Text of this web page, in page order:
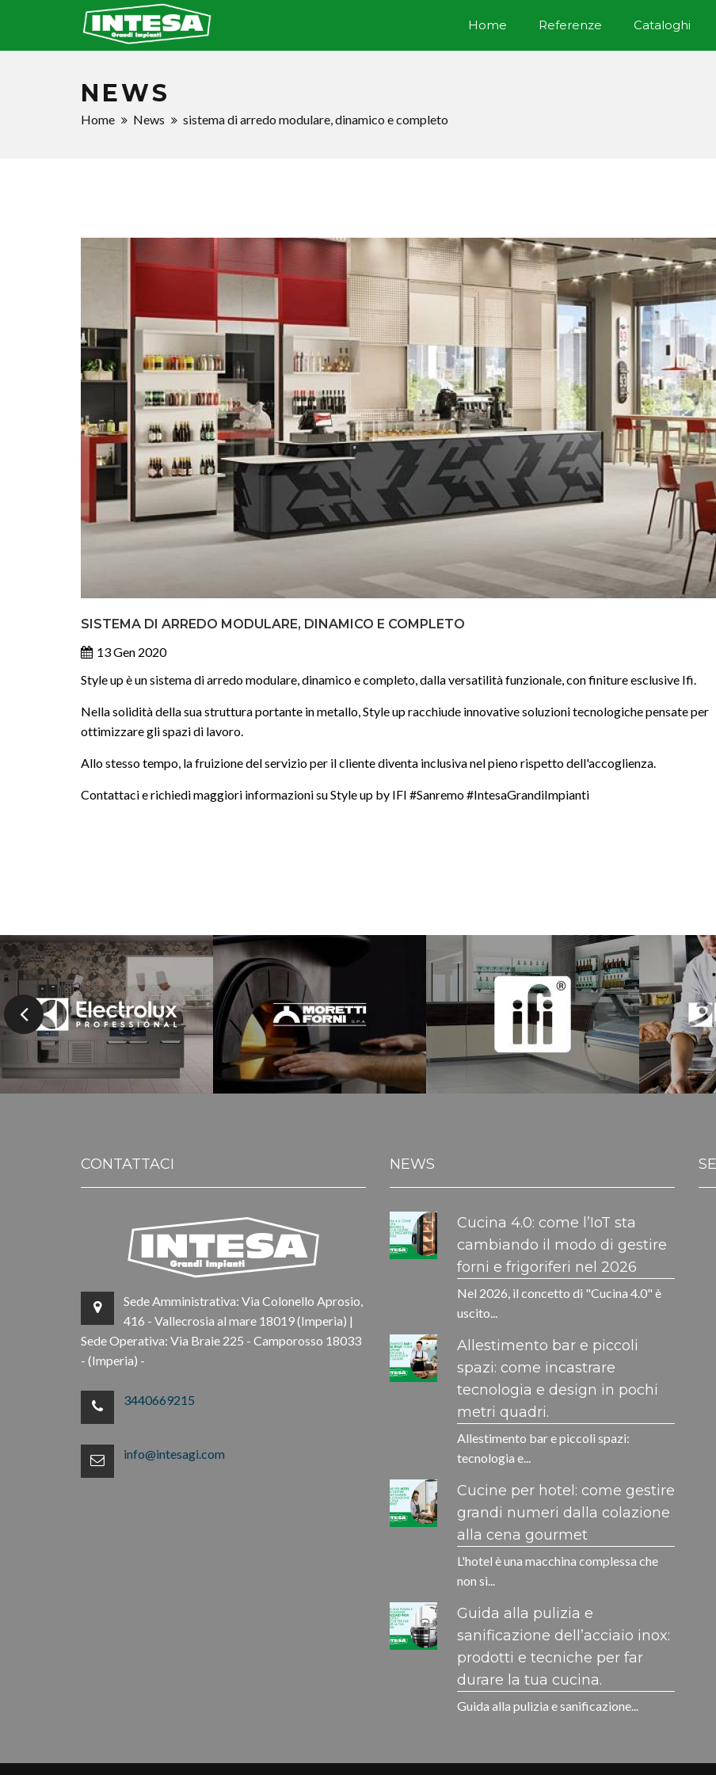
Home Referenze Cataloghi
NEWS
Home News sistema di arredo modulare, dinamico e completo
SISTEMA DI ARREDO MODULARE, DINAMICO E COMPLETO
13 Gen 2020
Style up è un sistema di arredo modulare, dinamico e completo, dalla versatilità funzionale, con finiture esclusive Ifi.
Nella solidità della sua struttura portante in metallo, Style up racchiude innovative soluzioni tecnologiche pensate per
ottimizzare gli spazi di lavoro.
Allo stesso tempo, la fruizione del servizio per il cliente diventa inclusiva nel pieno rispetto dell'accoglienza.
Contattaci e richiedi maggiori informazioni su Style up by IFI #Sanremo #IntesaGrandiImpianti
CONTATTACI
Sede Amministrativa: Via Colonello Aprosio,
416 - Vallecrosia al mare 18019 (Imperia) |
Sede Operativa: Via Braie 225 - Camporosso 18033
- (Imperia) -
3440669215
info@intesagi.com
NEWS
Cucina 4.0: come l’IoT sta
cambiando il modo di gestire
forni e frigoriferi nel 2026
Nel 2026, il concetto di "Cucina 4.0" è
uscito...
Allestimento bar e piccoli
spazi: come incastrare
tecnologia e design in pochi
metri quadri.
Allestimento bar e piccoli spazi:
tecnologia e...
Cucine per hotel: come gestire
grandi numeri dalla colazione
alla cena gourmet
L'hotel è una macchina complessa che
non si...
Guida alla pulizia e
sanificazione dell’acciaio inox:
prodotti e tecniche per far
durare la tua cucina.
Guida alla pulizia e sanificazione...